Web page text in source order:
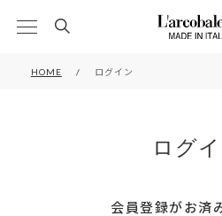
HOME ログイン
ログ
会員登録がお済